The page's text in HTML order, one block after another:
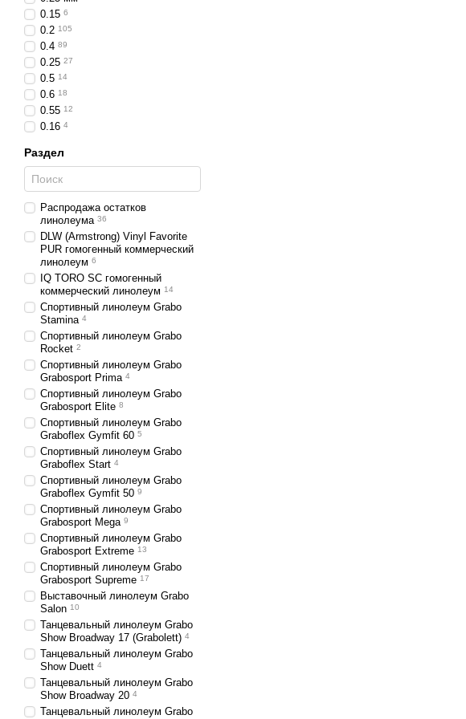
0.15 6
0.2 105
0.4 89
0.25 27
0.5 14
0.6 18
0.55 12
0.16 4
Раздел
Распродажа остатков
линолеума 36
DLW (Armstrong) Vinyl Favorite
PUR гомогенный коммерческий
линолеум 6
IQ TORO SC гомогенный
коммерческий линолеум 14
Спортивный линолеум Grabo
Stamina 4
Спортивный линолеум Grabo
Rocket 2
Спортивный линолеум Grabo
Grabosport Prima 4
Спортивный линолеум Grabo
Grabosport Elite 8
Спортивный линолеум Grabo
Graboflex Gymfit 60 5
Спортивный линолеум Grabo
Graboflex Start 4
Спортивный линолеум Grabo
Graboflex Gymfit 50 9
Спортивный линолеум Grabo
Grabosport Mega 9
Спортивный линолеум Grabo
Grabosport Extreme 13
Спортивный линолеум Grabo
Grabosport Supreme 17
Выставочный линолеум Grabo
Salon 10
Танцевальный линолеум Grabo
Show Broadway 17 (Grabolett) 4
Танцевальный линолеум Grabo
Show Duett 4
Танцевальный линолеум Grabo
Show Broadway 20 4
Танцевальный линолеум Grabo